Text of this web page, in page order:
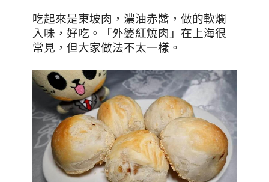
吃起來是東坡肉，濃油赤醬，做的軟爛
入味，好吃 。「外婆紅燒肉」在上海很
常見，但大家做法不太一樣。